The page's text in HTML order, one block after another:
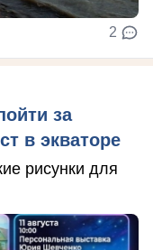
2
за
в экваторе
рисунки для